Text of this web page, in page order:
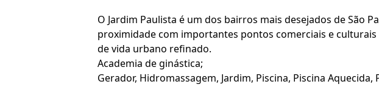
O Jardim Paulista é um dos bairros mais desejados de São
proximidade com importantes pontos comerciais e
de vida urbano refinado.
Academia de ginástica;
Gerador, Hidromassagem, Jardim, Piscina, Piscina